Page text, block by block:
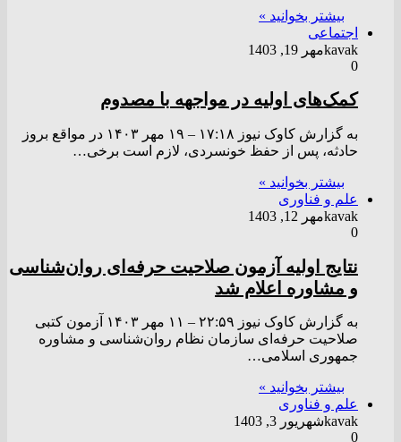
بیشتر بخوانید »
اجتماعی
kavakمهر 19, 1403
0
کمک‌های اولیه در مواجهه با مصدوم
به گزارش کاوک نیوز ۱۷:۱۸ – ۱۹ مهر ۱۴۰۳ در مواقع بروز
حادثه، پس از حفظ خونسردی، لازم است برخی…
بیشتر بخوانید »
علم و فناوری
kavakمهر 12, 1403
0
نتایج اولیه آزمون صلاحیت حرفه‌ای روان‌شناسی
و مشاوره اعلام شد
به گزارش کاوک نیوز ۲۲:۵۹ – ۱۱ مهر ۱۴۰۳ آزمون کتبی
صلاحیت حرفه‌ای سازمان نظام روان‌شناسی و مشاوره
جمهوری اسلامی…
بیشتر بخوانید »
علم و فناوری
kavakشهریور 3, 1403
0